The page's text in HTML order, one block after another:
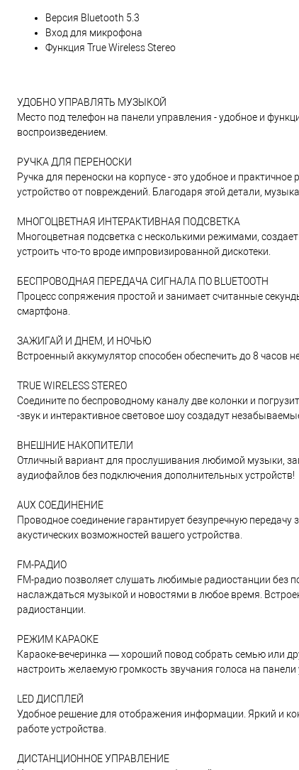
Версия Bluetooth 5.3
Вход для микрофона
Функция True Wireless Stereo
УДОБНО УПРАВЛЯТЬ МУЗЫКОЙ
Место под телефон на панели управления - удобное и
воспроизведением.
РУЧКА ДЛЯ ПЕРЕНОСКИ
Ручка для переноски на корпусе - это удобное и
устройство от повреждений. Благодаря этой детали,
МНОГОЦВЕТНАЯ ИНТЕРАКТИВНАЯ ПОДСВЕТКА
Многоцветная подсветка с несколькими режимами,
устроить что-то вроде импровизированной дискотеки.
БЕСПРОВОДНАЯ ПЕРЕДАЧА СИГНАЛА ПО BLUETOOTH
Процесс сопряжения простой и занимает считанные
смартфона.
ЗАЖИГАЙ И ДНЕМ, И НОЧЬЮ
Встроенный аккумулятор способен обеспечить до 8 часов
TRUE WIRELESS STEREO
Соедините по беспроводному каналу две колонки и
-звук и интерактивное световое шоу создадут
ВНЕШНИЕ НАКОПИТЕЛИ
Отличный вариант для прослушивания любимой музыки,
аудиофайлов без подключения дополнительных устройств!
AUX СОЕДИНЕНИЕ
Проводное соединение гарантирует безупречную
акустических возможностей вашего устройства.
FM-РАДИО
FM-радио позволяет слушать любимые радиостанции без
наслаждаться музыкой и новостями в любое время.
радиостанции.
РЕЖИМ КАРАОКЕ
Караоке-вечеринка — хороший повод собрать семью или
настроить желаемую громкость звучания голоса на
LED ДИСПЛЕЙ
Удобное решение для отображения информации. Яркий и
работе устройства.
ДИСТАНЦИОННОЕ УПРАВЛЕНИЕ